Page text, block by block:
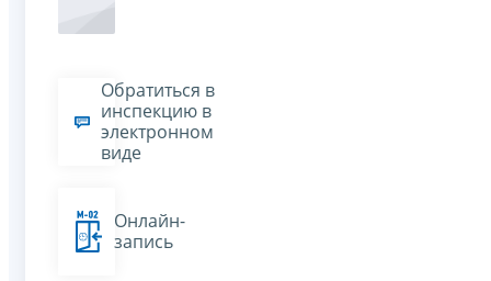
Обратиться в
инспекцию в
электронном
виде
Онлайн-
запись